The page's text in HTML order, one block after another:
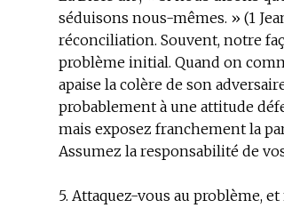
séduisons nous-mêmes. » (1
réconciliation. Souvent, notre
problème initial. Quand on
apaise la colère de son
probablement à une attitude
mais exposez franchement la
Assumez la responsabilité de
5. Attaquez-vous au problème,